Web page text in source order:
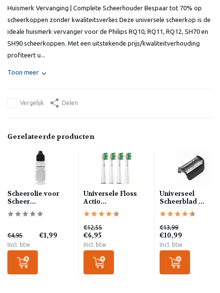
Huismerk Vervanging | Complete Scheerhouder Bespaar tot 70% op
scheerkoppen zonder kwaliteitsverlies Deze universele scheerkop is de
ideale huismerk vervanger voor de Philips RQ10, RQ11, RQ12, SH70 en
SH90 scheerkoppen. Met een uitstekende prijs/kwaliteitverhouding
profiteert u...
Toon meer
Vergelijk Delen
Gerelateerde producten
Scheerolie voor
Scheer...
€4,95 €1,99
Incl. btw
Universele Floss
Actio...
€12,55
€6,95
Incl. btw
Universeel
Scheerblad ...
€13,99
€10,99
Incl. btw